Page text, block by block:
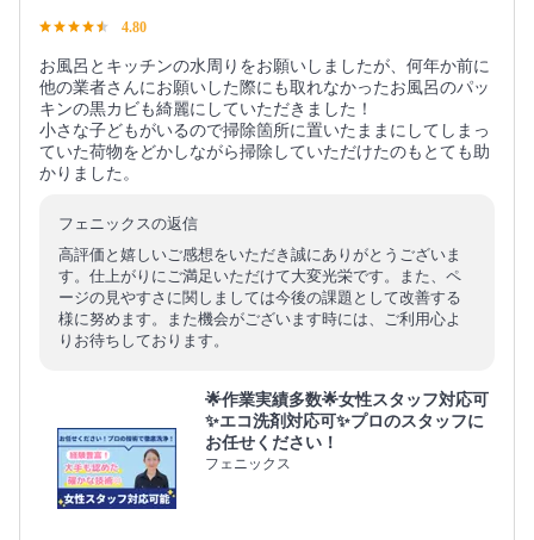
4.80
お風呂とキッチンの水周りをお願いしましたが、何年か前に
他の業者さんにお願いした際にも取れなかったお風呂のパッ
キンの黒カビも綺麗にしていただきました！
小さな子どもがいるので掃除箇所に置いたままにしてしまっ
ていた荷物をどかしながら掃除していただけたのもとても助
かりました。
フェニックスの返信
高評価と嬉しいご感想をいただき誠にありがとうございま
す。仕上がりにご満足いただけて大変光栄です。また、ペ
ージの見やすさに関しましては今後の課題として改善する
様に努めます。また機会がございます時には、ご利用心よ
りお待ちしております。
🌟作業実績多数🌟女性スタッフ対応可
✨エコ洗剤対応可✨プロのスタッフに
お任せください！
フェニックス